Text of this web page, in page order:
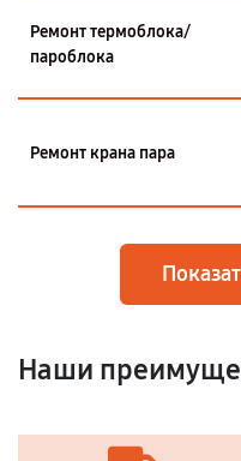
Ремонт термоблока/
пароблока
Ремонт крана пара
Наши